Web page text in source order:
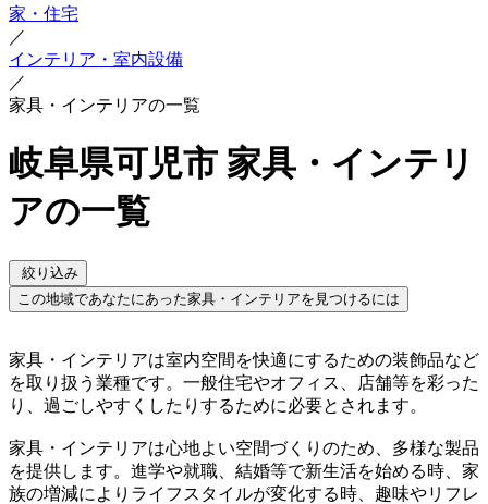
家・住宅
／
インテリア・室内設備
／
家具・インテリアの一覧
岐阜県可児市 家具・インテリ
アの一覧
絞り込み
この地域であなたにあった家具・インテリアを見つけるには
家具・インテリアは室内空間を快適にするための装飾品など
を取り扱う業種です。一般住宅やオフィス、店舗等を彩った
り、過ごしやすくしたりするために必要とされます。
家具・インテリアは心地よい空間づくりのため、多様な製品
を提供します。進学や就職、結婚等で新生活を始める時、家
族の増減によりライフスタイルが変化する時、趣味やリフレ